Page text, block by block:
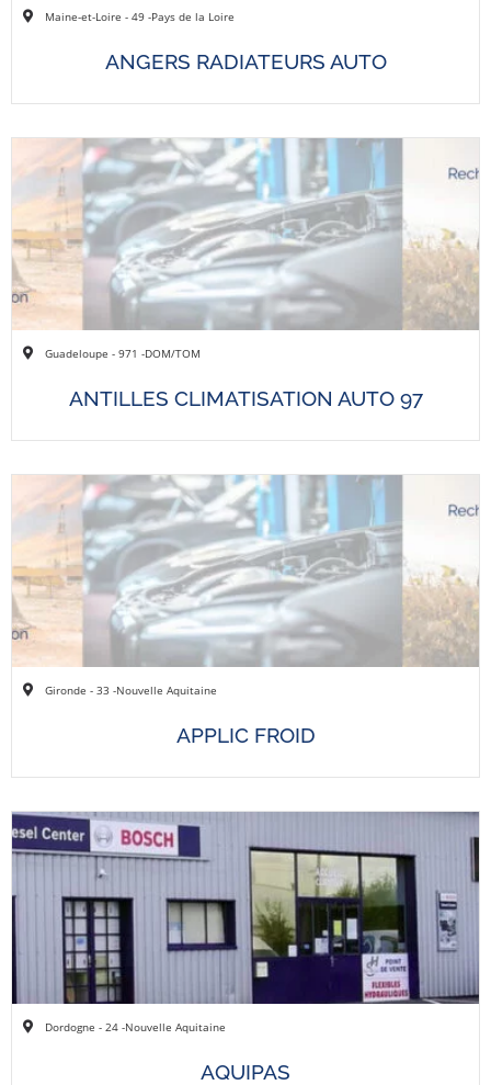
Maine-et-Loire - 49 -Pays de la Loire
ANGERS RADIATEURS AUTO
Guadeloupe - 971 -DOM/TOM
ANTILLES CLIMATISATION AUTO 97
Gironde - 33 -Nouvelle Aquitaine
APPLIC FROID
Dordogne - 24 -Nouvelle Aquitaine
AQUIPAS